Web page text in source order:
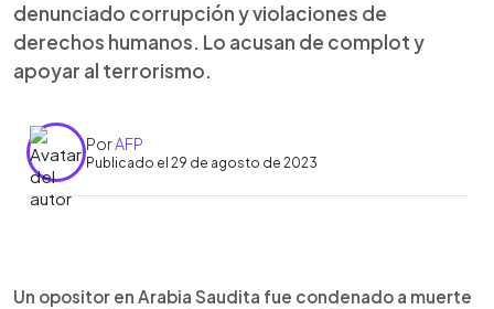
denunciado corrupción y violaciones de
derechos humanos. Lo acusan de complot y
apoyar al terrorismo.
PorAFP
Publicado el 29 de agosto de 2023
► Escuchar artículo
Un opositor en Arabia Saudita fue condenado a muerte